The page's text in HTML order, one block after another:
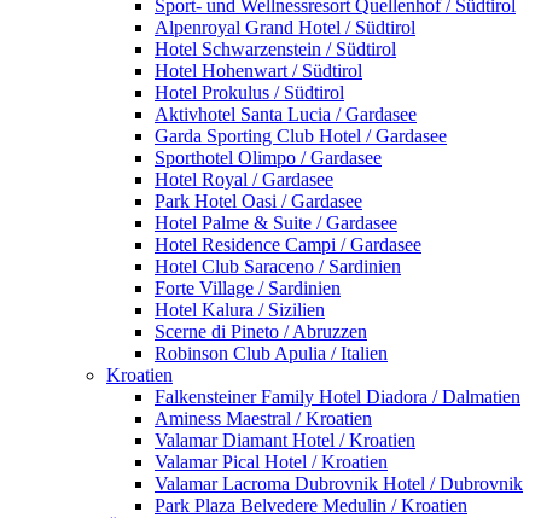
Sport- und Wellnessresort Quellenhof / Südtirol
Alpenroyal Grand Hotel / Südtirol
Hotel Schwarzenstein / Südtirol
Hotel Hohenwart / Südtirol
Hotel Prokulus / Südtirol
Aktivhotel Santa Lucia / Gardasee
Garda Sporting Club Hotel / Gardasee
Sporthotel Olimpo / Gardasee
Hotel Royal / Gardasee
Park Hotel Oasi / Gardasee
Hotel Palme & Suite / Gardasee
Hotel Residence Campi / Gardasee
Hotel Club Saraceno / Sardinien
Forte Village / Sardinien
Hotel Kalura / Sizilien
Scerne di Pineto / Abruzzen
Robinson Club Apulia / Italien
Kroatien
Falkensteiner Family Hotel Diadora / Dalmatien
Aminess Maestral / Kroatien
Valamar Diamant Hotel / Kroatien
Valamar Pical Hotel / Kroatien
Valamar Lacroma Dubrovnik Hotel / Dubrovnik
Park Plaza Belvedere Medulin / Kroatien